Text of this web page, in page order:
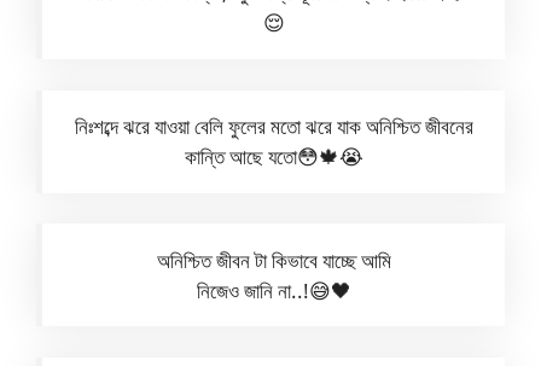
😌
নিঃশব্দে ঝরে যাওয়া বেলি ফুলের মতো ঝরে যাক অনিশ্চিত জীবনের
কান্তি আছে যতো😳🍁😭
অনিশ্চিত জীবন টা কিভাবে যাচ্ছে আমি
নিজেও জানি না..!😅🖤